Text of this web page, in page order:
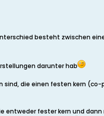
besteht zwischen
darunter hab
die einen festen kern
entweder fester kern und